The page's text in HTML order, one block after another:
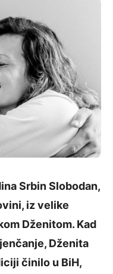
Srbin Slobodan,
iz velike
Dženitom. Kad
Dženita
činilo u BiH,